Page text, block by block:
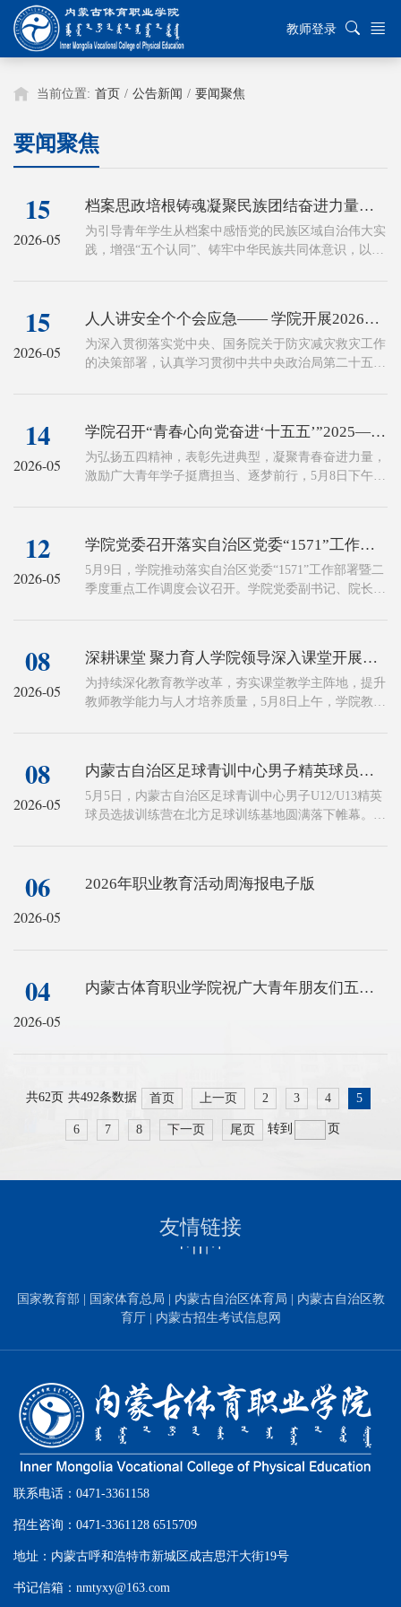
教师登录
当前位置: 首页 / 公告新闻 / 要闻聚焦
要闻聚焦
15
2026-05
档案思政培根铸魂凝聚民族团结奋进力量——万人档案思政走进内蒙古体育职业学院
为引导青年学生从档案中感悟党的民族区域自治伟大实
践，增强“五个认同”、铸牢中华民族共同体意识，以体
题活动。内蒙古自治区档案馆副馆长谷磊及相关处室党
员干部，学院党委委员、副院长白志忠，思政课教师及
学生代表参加活动。
15
2026-05
人人讲安全个个会应急—— 学院开展2026年防灾减灾救灾专题讲座
为深入贯彻落实党中央、国务院关于防灾减灾救灾工作
的决策部署，认真学习贯彻中共中央政治局第二十五次
防专题讲座，切实提升师生防灾减灾意识与应急避险自
救互救能力。
14
2026-05
学院召开“青春心向党奋进‘十五五’”2025—2026学年五四评优表彰大会
为弘扬五四精神，表彰先进典型，凝聚青春奋进力量，
激励广大青年学子挺膺担当、逐梦前行，5月8日下午，
同志出席大会。各系部负责人、团总支书记及青年师生
代表齐聚一堂，共同见证这一荣耀时刻。
12
2026-05
学院党委召开落实自治区党委“1571”工作部署暨二季度重点工作调度会
5月9日，学院推动落实自治区党委“1571”工作部署暨二
季度重点工作调度会议召开。学院党委副书记、院长杨
为民造福、科学决策、真抓实干，全面落实自治区党
委“1571”工作部署，进一步统一思想、提高政治站位，
增强统筹发展和安全的责任感紧迫感，全力推动学院各
08
2026-05
深耕课堂 聚力育人学院领导深入课堂开展听评课活动
为持续深化教育教学改革，夯实课堂教学主阵地，提升
教师教学能力与人才培养质量，5月8日上午，学院教务
08
2026-05
内蒙古自治区足球青训中心男子精英球员选拔训练营圆满结营
5月5日，内蒙古自治区足球青训中心男子U12/U13精英
球员选拔训练营在北方足球训练基地圆满落下帷幕。本
06
2026-05
2026年职业教育活动周海报电子版
04
2026-05
内蒙古体育职业学院祝广大青年朋友们五四青年节快乐！
共62页 共492条数据 首页 上一页 2 3 4 5
6 7 8 下一页 尾页 转到 页
友情链接
国家教育部 国家体育总局 内蒙古自治区体育局
内蒙古自治区教
育厅
内蒙古招生考试信息网
联系电话：0471-3361158
招生咨询：0471-3361128 6515709
地址：内蒙古呼和浩特市新城区成吉思汗大街19号
书记信箱：nmtyxy@163.com